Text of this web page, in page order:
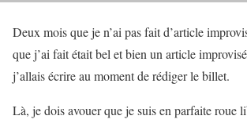
Deux mois que je n’ai pas fait d’article
que j’ai fait était bel et bien un article
j’allais écrire au moment de rédiger le billet.
Là, je dois avouer que je suis en parfaite roue